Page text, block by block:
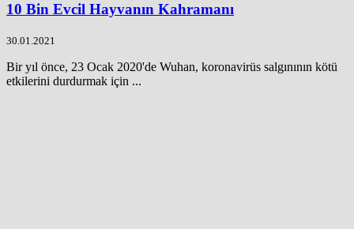
10 Bin Evcil Hayvanın Kahramanı
30.01.2021
Bir yıl önce, 23 Ocak 2020'de Wuhan, koronavirüs salgınının kötü
etkilerini durdurmak için ...